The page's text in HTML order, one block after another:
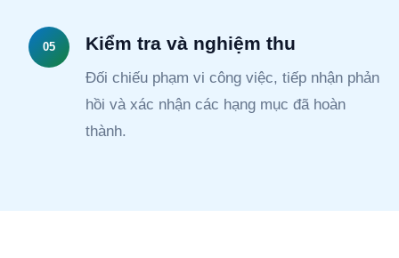
05 Kiểm tra và nghiệm thu
Đối chiếu phạm vi công việc, tiếp nhận phản
hồi và xác nhận các hạng mục đã hoàn
thành.